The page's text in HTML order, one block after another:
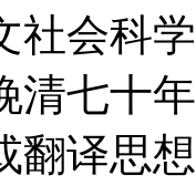
社会科
清七十
翻译思